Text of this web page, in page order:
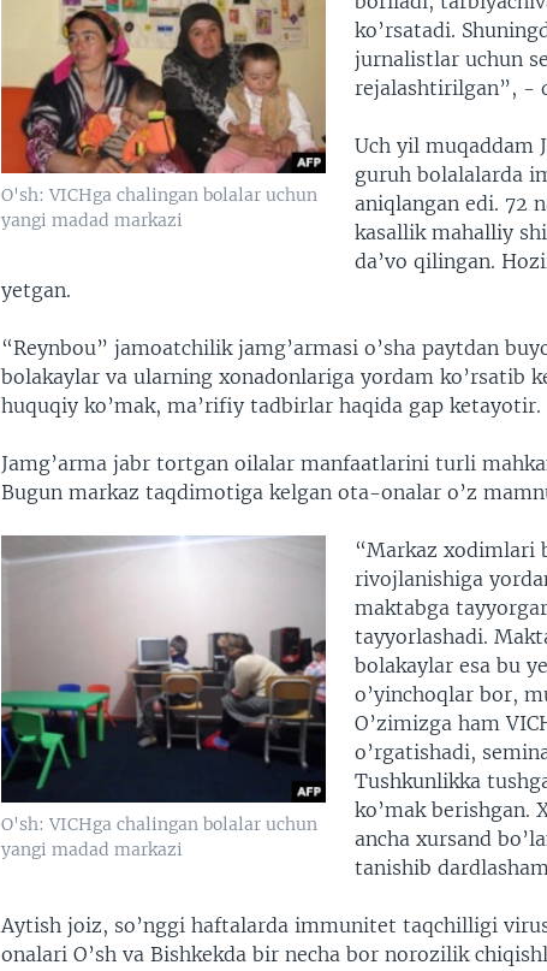
O'sh: VICHga chalingan bolalar uchun
yangi madad markazi
ko’rsatadi.
jurnalistlar uchun
rejalashtirilgan”, -
Uch yil muqaddam
guruh bolalalarda
aniqlangan edi. 72
kasallik mahalliy
da’vo qilingan.
yetgan.
“Reynbou” jamoatchilik jamg’armasi o’sha paytdan
bolakaylar va ularning xonadonlariga yordam ko’rsatib
huquqiy ko’mak, ma’rifiy tadbirlar haqida gap ketayotir.
Jamg’arma jabr tortgan oilalar manfaatlarini turli
Bugun markaz taqdimotiga kelgan ota-onalar o’z
O'sh: VICHga chalingan bolalar uchun
yangi madad markazi
“Markaz xodimlari
rivojlanishiga
maktabga
tayyorlashadi.
bolakaylar esa bu
o’yinchoqlar bor,
O’zimizga ham
o’rgatishadi,
Tushkunlikka
ko’mak berishgan.
ancha xursand
tanishib
Aytish joiz, so’nggi haftalarda immunitet taqchilligi
onalari O’sh va Bishkekda bir necha bor norozilik